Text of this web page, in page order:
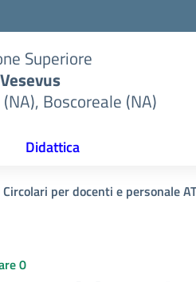
Superiore
Boscoreale (NA)
Didattica
Circolari per docenti e personale
0